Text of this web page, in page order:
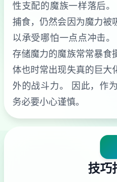
性支配的魔族一样落后
捕食，仍然会因为魔力被
以承受哪怕一点点冲击
存储魔力的魔族常常暴食
体也时常出现失真的巨大
外的战斗力。 因此，作
务必要小心谨慎。
技巧